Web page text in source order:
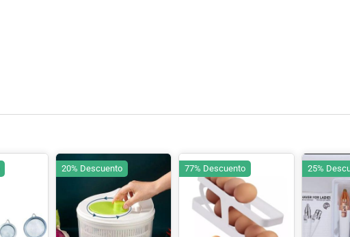
20% Descuento 77% Descuento 25%